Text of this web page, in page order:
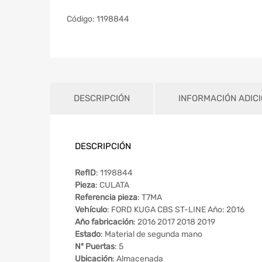
Código: 1198844
DESCRIPCIÓN INFORMACIÓN
DESCRIPCIÓN
RefID: 1198844
Pieza: CULATA
Referencia pieza: T7MA
Vehículo: FORD KUGA CBS ST-LINE Año: 2016
Año fabricación: 2016 2017 2018 2019
Estado: Material de segunda mano
Nº Puertas: 5
Ubicación: Almacenada